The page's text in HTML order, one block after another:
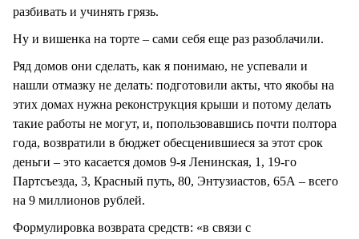
разбивать и учинять грязь.
Ну и вишенка на торте – сами себя еще раз разоблачили.
Ряд домов они сделать, как я понимаю, не успевали и
нашли отмазку не делать: подготовили акты, что якобы на
этих домах нужна реконструкция крыши и потому делать
такие работы не могут, и, попользовавшись почти полтора
года, возвратили в бюджет обесценившиеся за этот срок
деньги – это касается домов 9-я Ленинская, 1, 19-го
Партсъезда, 3, Красный путь, 80, Энтузиастов, 65А – всего
на 9 миллионов рублей.
Формулировка возврата средств: «в связи с